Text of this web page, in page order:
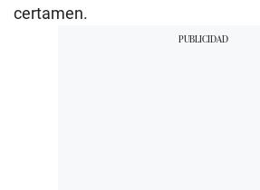
certamen.